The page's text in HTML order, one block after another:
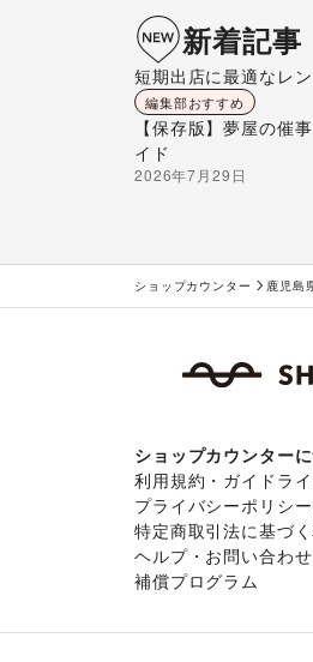
新着記事
短期出店に最適なレ
編集部おすすめ
【保存版】夢屋の催
イド
2026年7月29日
ショップカウンター 鹿児島
ショップカウンター
利用規約・ガイドラ
プライバシーポリシー
特定商取引法に基づ
ヘルプ・お問い合わせ
補償プログラム